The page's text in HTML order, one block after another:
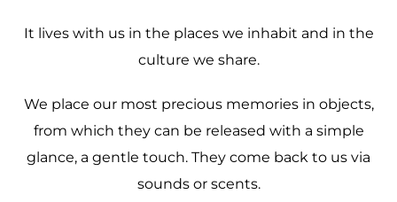
It lives with us in the places we inhabit and in the
culture we share.
We place our most precious memories in objects,
from which they can be released with a simple
glance, a gentle touch. They come back to us via
sounds or scents.